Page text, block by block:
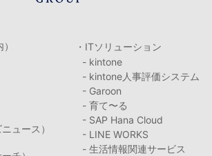
ュース）
・ITソリューション
- kintone
- kintone人事評価システム
- Garoon
- 育て〜る
- SAP Hana Cloud
- LINE WORKS
- 生活情報関連サービス